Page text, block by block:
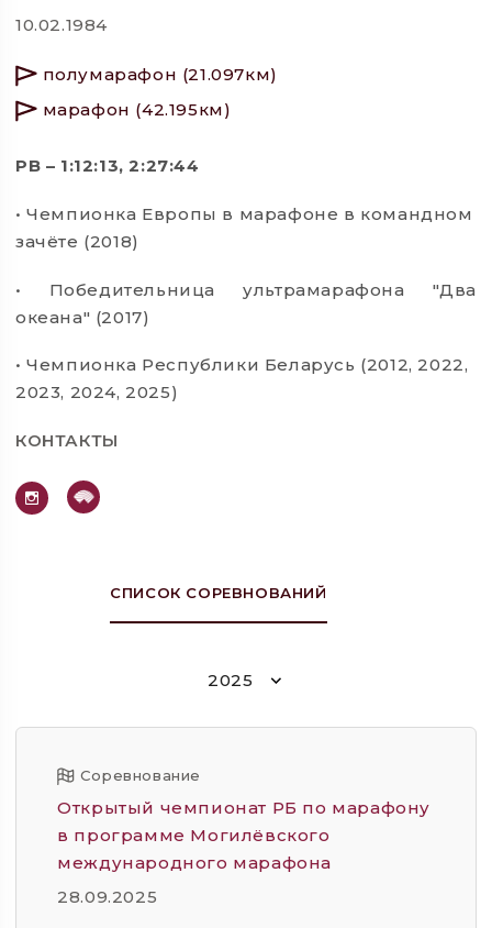
10.02.1984
полумарафон (21.097км)
марафон (42.195км)
PB – 1:12:13, 2:27:44
• Чемпионка Европы в марафоне в командном
зачёте (2018)
• Победительница ультрамарафона "Два
океана" (2017)
• Чемпионка Республики Беларусь (2012, 2022,
2023, 2024, 2025)
КОНТАКТЫ
СПИСОК СОРЕВНОВАНИЙ
2025
Соревнование
Открытый чемпионат РБ по марафону
в программе Могилёвского
международного марафона
28.09.2025